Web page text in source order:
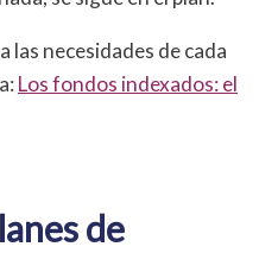
necesidades de cada
Los fondos indexados: el
de